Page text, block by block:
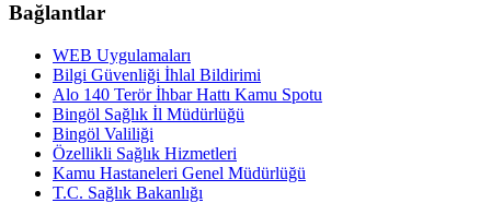
Bağlantlar
WEB Uygulamaları
Bilgi Güvenliği İhlal Bildirimi
Alo 140 Terör İhbar Hattı Kamu Spotu
Bingöl Sağlık İl Müdürlüğü
Bingöl Valiliği
Özellikli Sağlık Hizmetleri
Kamu Hastaneleri Genel Müdürlüğü
T.C. Sağlık Bakanlığı